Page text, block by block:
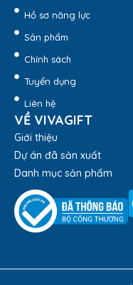
Huy Chương
Huy chương có vòng
tem nội dung trao giải
yêu cầu của khách
decal nhũ vàng bạc
Hồ sơ năng lực
Sản phẩm
Chính sách
Tuyển dụng
Liên hệ
VỀ VIVAGIFT
Giới thiệu
Dự án đã sản xuất
Danh mục sản phẩm